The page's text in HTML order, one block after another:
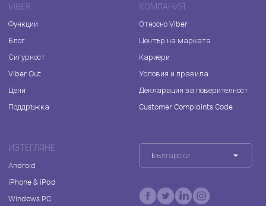
VIBER
Функции
Блог
Сигурност
Viber Out
Цени
Поддръжка
КОМПАНИЯ
Относно Viber
Център на марката
Кариери
Условия и правила
Декларация за поверителност
Customer Complaints Code
ИЗТЕГЛЯНЕ
Android
iPhone & iPad
Windows PC
Български